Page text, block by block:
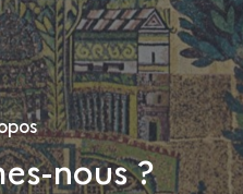
DE
LA
COLLECTION
nous ?